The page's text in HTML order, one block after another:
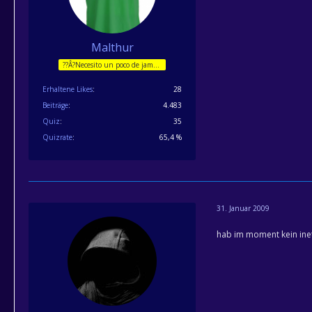
Malthur
Erhaltene Likes
28
Beiträge
4.483
Quiz
35
Quizrate
65,4 %
31. Januar 2009
hab im moment kein